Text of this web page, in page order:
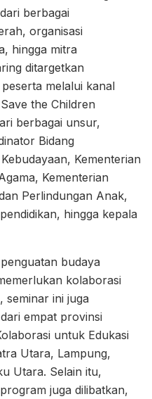
berbagai
organisasi
hingga mitra
ditargetkan
melalui kanal
the Children
berbagai unsur,
Bidang
Kementerian
Kementerian
Perlindungan Anak,
hingga kepala
budaya
kolaborasi
seminar ini juga
empat provinsi
untuk Edukasi
Utara, Lampung,
Utara. Selain itu,
juga dilibatkan,